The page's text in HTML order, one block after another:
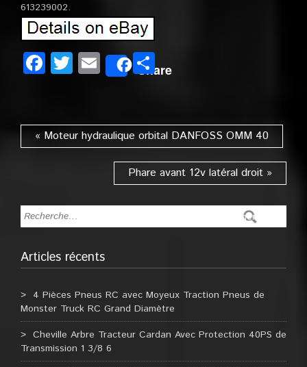
613239002.
Facebook
Twitter
EmailSharePartager
« Moteur hydraulique orbital DANFOSS OMM 40
Phare avant 12v latéral droit »
Articles récents
4 Pièces Pneus RC avec Moyeux Traction Pneus de
Monster Truck RC Grand Diamètre
Cheville Arbre Tracteur Cardan Avec Protection 40PS de
Transmission 1 3/8 6